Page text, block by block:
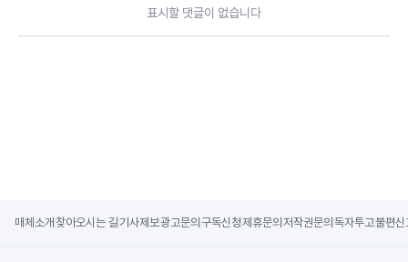
표시할 댓글이 없습니다
매체소개 찾아오시는 길기사제보광고문의 구독신청제휴문의 저작권문의 독자투고불편신